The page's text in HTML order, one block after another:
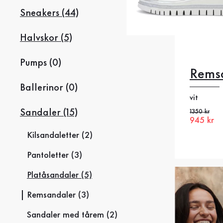
Sneakers (44)
Halvskor (5)
Pumps (0)
Ballerinor (0)
Sandaler (15)
Kilsandaletter (2)
Pantoletter (3)
Platåsandaler (5)
Remsandaler (3)
Sandaler med tårem (2)
vit
Gammalt
1350 kr
Nytt pris
945 kr